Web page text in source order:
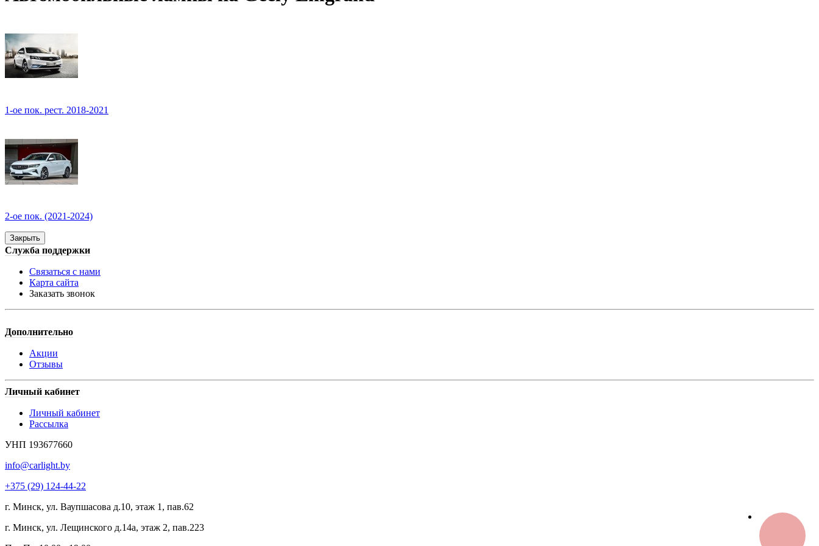
1-ое пок. рест. 2018-2021
2-ое пок. (2021-2024)
Закрыть
Служба поддержки
Связаться с нами
Карта сайта
Заказать звонок
Дополнительно
Акции
Отзывы
Личный кабинет
Личный кабинет
Рассылка
УНП 193677660
info@carlight.by
+375 (29) 124-44-22
г. Минск, ул. Ваупшасова д.10, этаж 1, пав.62
г. Минск, ул. Лещинского д.14а, этаж 2, пав.223